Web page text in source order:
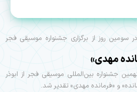
سومین روز از برگزاری جشنواره موسیقی فجر
مهدی»
جشنواره بین‌المللی موسیقی فجر از ابوذر
و «فرمانده مهدی» تقدیر شد.